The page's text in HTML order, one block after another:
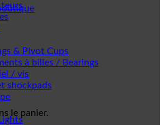
le panier.
& Pivot Cups
à billes / Bearings
/ vis
shockpads